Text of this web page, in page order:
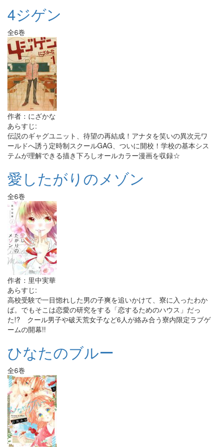
4ジゲン
全6巻
作者：にざかな
あらすじ:
伝説のギャグユニット、待望の再結成！アナタを笑いの異次元ワ
ールドへ誘う定時制スクールGAG、ついに開校！学校の基本シス
テムが理解できる描き下ろしオールカラー漫画を収録☆
愛したがりのメゾン
全6巻
作者：里中実華
あらすじ:
高校受験で一目惚れした男の子爽を追いかけて、寮に入ったわか
ば。でもそこは恋愛の研究をする「恋するためのハウス」だっ
た!? クール男子や破天荒女子など6人が絡み合う寮内限定ラブゲ
ームの開幕!!
ひなたのブルー
全6巻